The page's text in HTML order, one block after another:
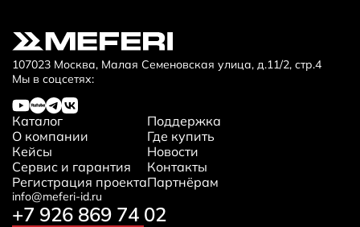
107023 Москва, Малая Семеновская улица, д.11/2, стр.4
Мы в соцсетях:
Каталог
О компании
Кейсы
Сервис и гарантия
Регистрация проекта
Поддержка
Где купить
Новости
Контакты
Партнёрам
info@meferi-id.ru
+7 926 869 74 02